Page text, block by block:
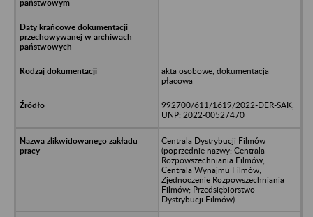
akta osobowe, dokumentacja
płacowa
992700/611/1619/2022-DER-SAK,
UNP: 2022-00527470
Centrala Dystrybucji Filmów
(poprzednie nazwy: Centrala
Rozpowszechniania Filmów;
Centrala Wynajmu Filmów;
Zjednoczenie Rozpowszechniania
Filmów; Przedsiębiorstwo
Dystrybucji Filmów)